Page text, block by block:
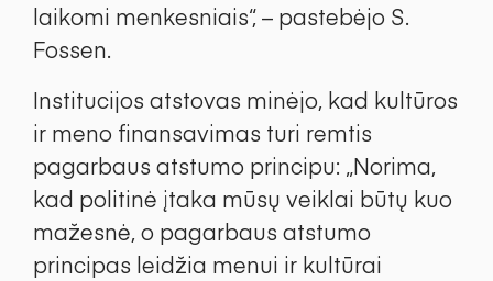
laikomi menkesniais“, – pastebėjo S.
Fossen.
Institucijos atstovas minėjo, kad kultūros
ir meno finansavimas turi remtis
pagarbaus atstumo principu: „Norima,
kad politinė įtaka mūsų veiklai būtų kuo
mažesnė, o pagarbaus atstumo
principas leidžia menui ir kultūrai